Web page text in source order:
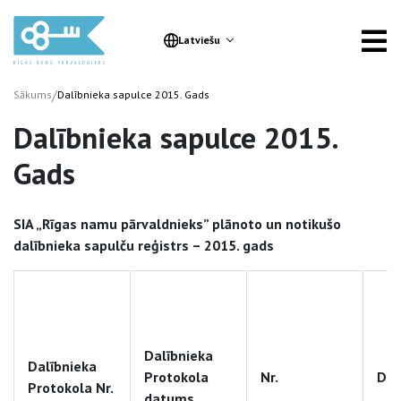
Latviešu
Sākums/Dalībnieka sapulce 2015. Gads
Dalībnieka sapulce 2015.
Gads
SIA „Rīgas namu pārvaldnieks” plānoto un notikušo
dalībnieka sapulču reģistrs – 2015. gads
Dalībnieka
Protokola Nr.
Dalībnieka
Protokola
Nr.